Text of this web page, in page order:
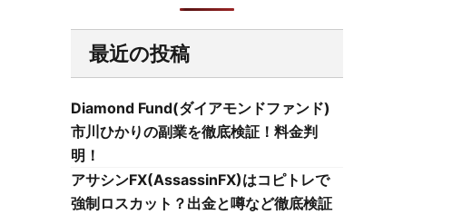
最近の投稿
Diamond Fund(ダイアモンドファンド)
市川ひかりの副業を徹底検証！料金判
明！
アサシンFX(AssassinFX)はコピトレで
強制ロスカット？出金と噂など徹底検証